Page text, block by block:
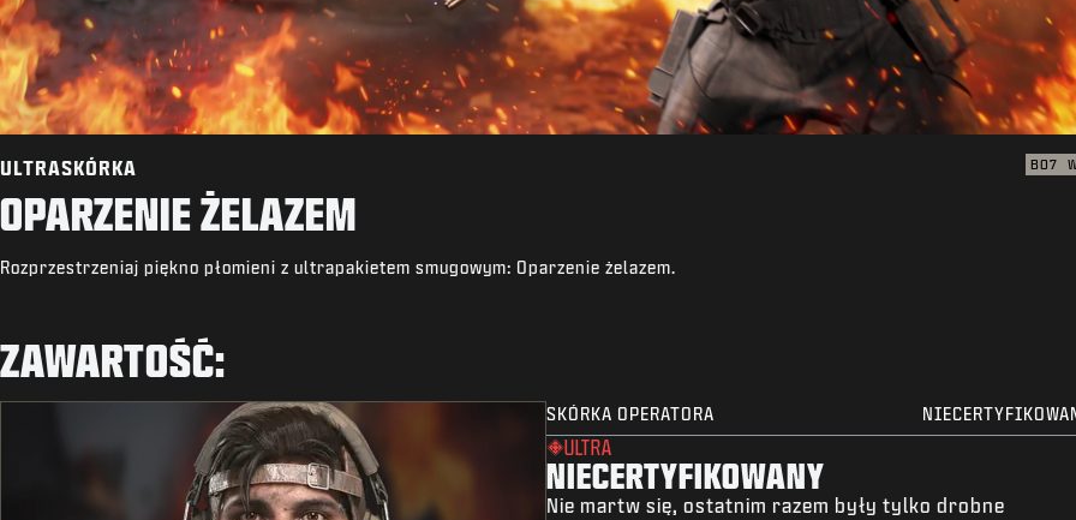
ULTRASKÓRKA BO7
OPARZENIE ŻELAZEM
Rozprzestrzeniaj piękno płomieni z ultrapakietem smugowym: Oparzenie żelazem.
ZAWARTOŚĆ:
SKÓRKA OPERATORA
ULTRA
NIECERTYFIKOWANY
Nie martw się, ostatnim razem były tylko drobne